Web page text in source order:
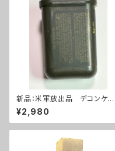
新品：米軍放出品 デコンケー
ス 除菌キットケース (A290)
¥2,980